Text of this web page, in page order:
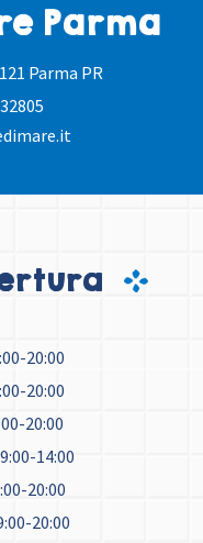
Parma
Parma PR
20:00
20:00
20:00
14:00
20:00
20:00